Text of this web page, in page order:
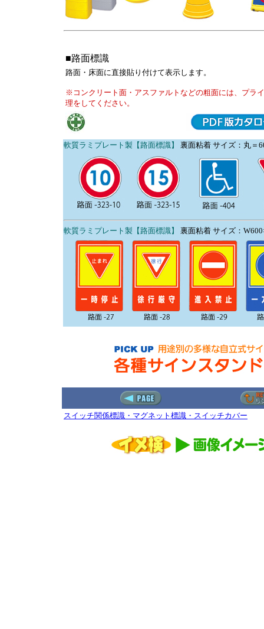
■路面標識
路面・床面に直接貼り付けて表示します。
※コンクリート面・アスファルトなどの粗面には、プラ
理をしてください。
軟質ラミプレート製【路面標識】 裏面粘着 サイズ：丸＝
軟質ラミプレート製【路面標識】 裏面粘着 サイズ：
スイッチ関係標識・マグネット標識・スイッチカバー